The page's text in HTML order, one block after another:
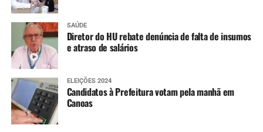
SAÚDE
Diretor do HU rebate denúncia de falta de insumos
e atraso de salários
ELEIÇÕES 2024
Candidatos à Prefeitura votam pela manhã em
Canoas